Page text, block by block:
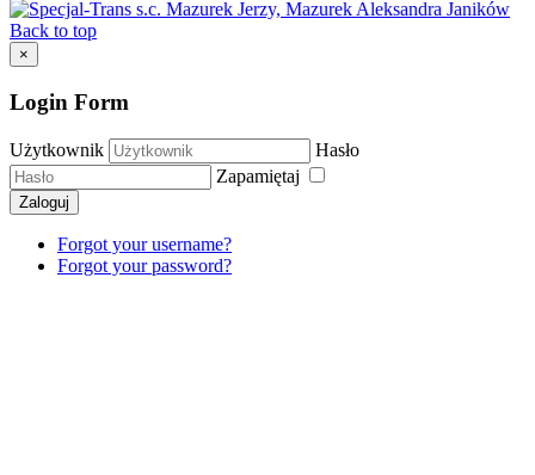
Back to top
×
Login Form
Użytkownik
Hasło
Zapamiętaj
Zaloguj
Forgot your username?
Forgot your password?